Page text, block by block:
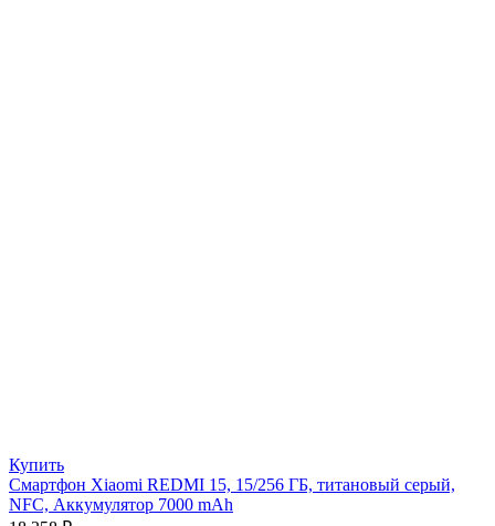
Купить
Смартфон Xiaomi REDMI 15, 15/256 ГБ, титановый серый,
NFC, Аккумулятор 7000 mAh